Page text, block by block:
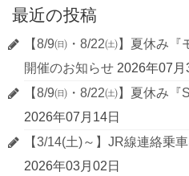
最近の投稿
【8/9㈰・8/22㈯】夏休み『
開催のお知らせ 2026年07月
【8/9㈰・8/22㈯】夏休み
2026年07月14日
【3/14(土)～】JR線連絡乗
2026年03月02日